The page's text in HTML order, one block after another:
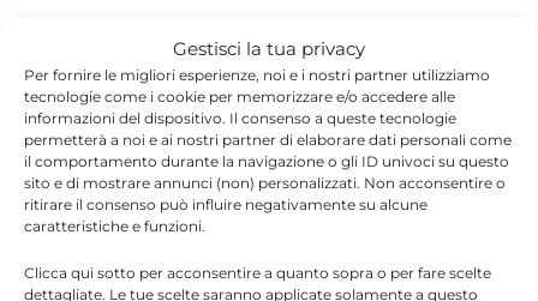
Gestisci la tua privacy
Per fornire le migliori esperienze, noi e i nostri partner utilizziamo
tecnologie come i cookie per memorizzare e/o accedere alle
informazioni del dispositivo. Il consenso a queste tecnologie
permetterà a noi e ai nostri partner di elaborare dati personali come
il comportamento durante la navigazione o gli ID univoci su questo
sito e di mostrare annunci (non) personalizzati. Non acconsentire o
ritirare il consenso può influire negativamente su alcune
caratteristiche e funzioni.
Clicca qui sotto per acconsentire a quanto sopra o per fare scelte
dettagliate. Le tue scelte saranno applicate solamente a questo
obbligatori sono contrassegnati*
Commento*